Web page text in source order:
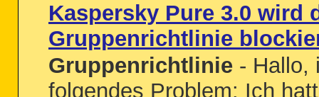
Kaspersky Pure 3.0 wird
Gruppenrichtlinie
Gruppenrichtlinie - Hallo,
folgendes Problem: Ich